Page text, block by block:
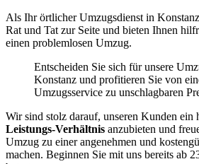
Als Ihr örtlicher Umzugsdienst in
Rat und Tat zur Seite und bieten Ihnen
einen problemlosen Umzug.
Entscheiden Sie sich für unsere
Konstanz und profitieren Sie von
Umzugsservice zu unschlagbaren
Wir sind stolz darauf, unseren Kunden ein
Leistungs-Verhältnis anzubieten und
Umzug zu einer angenehmen und
machen. Beginnen Sie mit uns bereits ab